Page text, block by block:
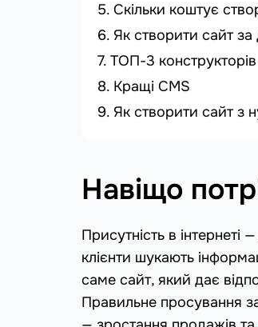
Скільки коштує
Як створити сайт
ТОП-3
Кращі CMS
Як створити сайт з
Навіщо
Присутність в
клієнти шукають
саме сайт, який дає
Правильне просування